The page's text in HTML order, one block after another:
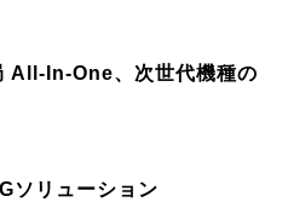
All-In-One、次世代機種の
ソリューション